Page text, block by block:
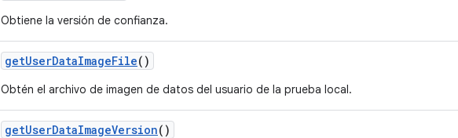
Obtiene la versión de confianza.
getUserDataImageFile()
Obtén el archivo de imagen de datos del usuario de la prueba local.
getUserDataImageVersion()